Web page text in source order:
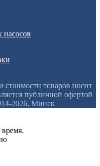
товаров носит
публичной офертой
2026, Минск